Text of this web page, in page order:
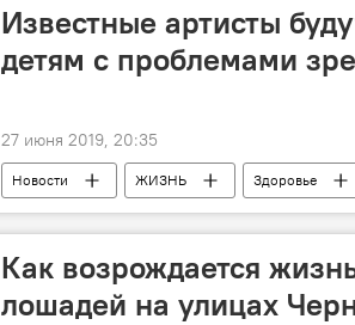
Известные артисты
детям с проблемами
27 июня 2019, 20:35
Новости ЖИЗНЬ Здоровье
Как возрождается
лошадей на улицах